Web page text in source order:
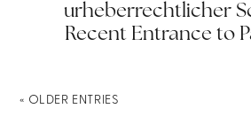
urheberrechtlicher
Recent Entrance to
« OLDER ENTRIES